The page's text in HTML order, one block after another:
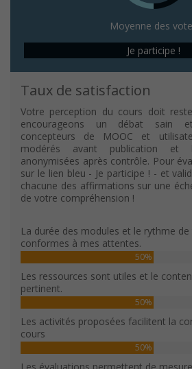
Moyenne des
Je participe !
Taux de satisfaction
Votre perception du cours doit
encourageons un débat sain
concepteurs de MOOC et
modérés avant publication et
anonymisées après contrôle. Pour
sur le lien bleu - Je participe ! - et
chacune des affirmations sur une
de votre compréhension !
La durée des modules et le rythme
conformes à mes attentes.
50%
Les ressources sont utiles et le
pertinent.
50%
Les activités proposées facilitent la
cours
50%
Les évaluations permettent de